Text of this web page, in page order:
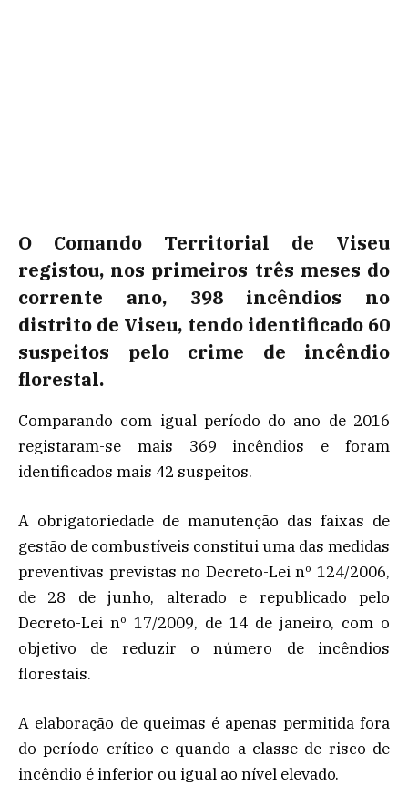
O Comando Territorial de Viseu
registou, nos primeiros três meses do
corrente ano, 398 incêndios no
distrito de Viseu, tendo identificado 60
suspeitos pelo crime de incêndio
florestal.
Comparando com igual período do ano de 2016
registaram-se mais 369 incêndios e foram
identificados mais 42 suspeitos.
A obrigatoriedade de manutenção das faixas de
gestão de combustíveis constitui uma das medidas
preventivas previstas no Decreto-Lei nº 124/2006,
de 28 de junho, alterado e republicado pelo
Decreto-Lei nº 17/2009, de 14 de janeiro, com o
objetivo de reduzir o número de incêndios
florestais.
A elaboração de queimas é apenas permitida fora
do período crítico e quando a classe de risco de
incêndio é inferior ou igual ao nível elevado.